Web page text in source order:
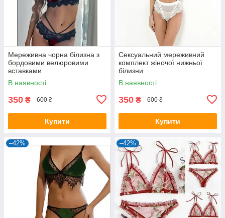
Мереживна чорна білизна з
бордовими велюровими
вставками
В наявності
350 ₴ 600 ₴
Купити
Сексуальний мереживний
комплект жіночої нижньої
білизни
В наявності
350 ₴ 600 ₴
Купити
–42% –42%